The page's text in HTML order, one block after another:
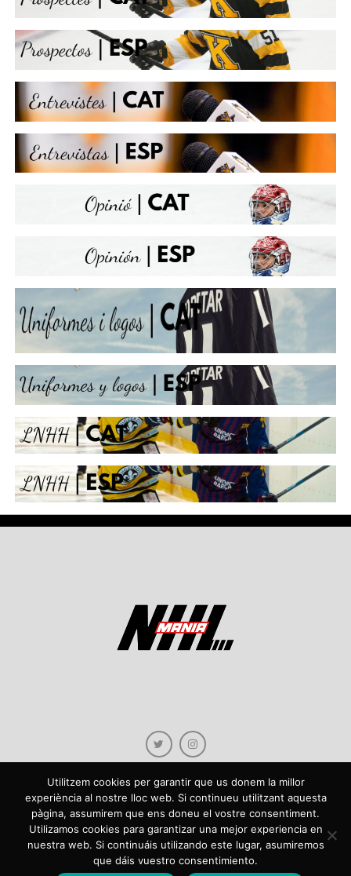
Copyright © 2021 NHLmania.com. Tots els drets reservats / Todos los derechos
reservados. NHLmania és una web dedicada a la difusió de contingut sobre la
NHL, tant en català com en castellà. L'escut de NHLmania.com és propietat de la
web en qüestió. NHLmania es una web dedicada a la difusión de contenido sobre
Utilitzem cookies per garantir que us donem la millor
experiència al nostre lloc web. Si continueu utilitzant aquesta
pàgina, assumirem que ens doneu el vostre consentiment.
Utilizamos cookies para garantizar una mejor experiencia en
nuestra web. Si continuáis utilizando este lugar, asumiremos
que dáis vuestro consentimiento.